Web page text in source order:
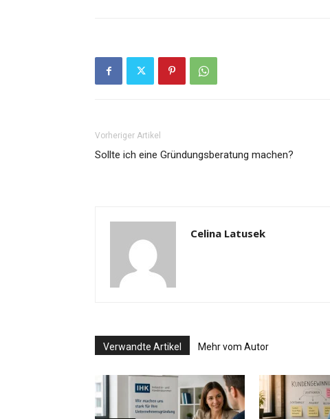
Vorheriger Artikel
Sollte ich eine Gründungsberatung machen?
Celina Latusek
Verwandte Artikel Mehr vom Autor